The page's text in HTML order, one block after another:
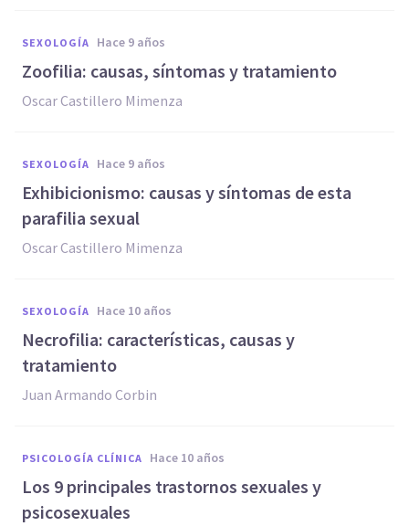
SEXOLOGÍA hace 9 años
Zoofilia: causas, síntomas y tratamiento
Oscar Castillero Mimenza
SEXOLOGÍA hace 9 años
​Exhibicionismo: causas y síntomas de esta
parafilia sexual
Oscar Castillero Mimenza
SEXOLOGÍA hace 10 años
​Necrofilia: características, causas y
tratamiento
Juan Armando Corbin
PSICOLOGÍA CLÍNICA hace 10 años
Los 9 principales trastornos sexuales y
psicosexuales